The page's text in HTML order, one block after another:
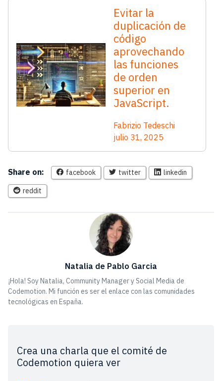
Evitar la
duplicación de
código
aprovechando
las funciones
de orden
superior en
JavaScript.
Fabrizio Tedeschi
julio 31, 2025
Share on: facebook twitter linkedin
reddit
Natalia de Pablo Garcia
¡Hola! Soy Natalia, Community Manager y Social Media de
Codemotion. Mi función es ser el enlace con las comunidades
tecnológicas en España.
Crea una charla que el comité de
Codemotion quiera ver